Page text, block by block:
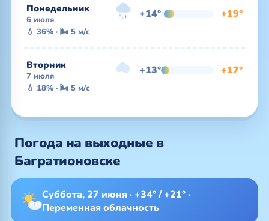
Понедельник
6 июля +14° +19°
💧 36% · 🌬 5 м/с
Вторник
7 июля +13° +17°
💧 18% · 🌬 5 м/с
Погода на выходные в
Багратионовске
Суббота, 27 июня · +34° / +21° ·
Переменная облачность